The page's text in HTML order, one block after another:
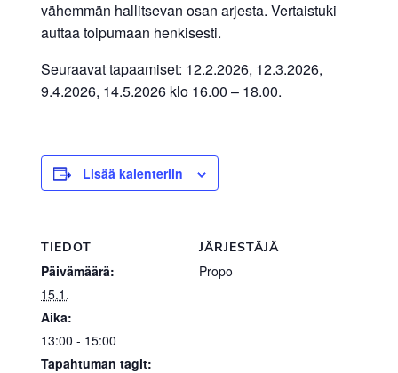
vähemmän hallitsevan osan arjesta. Vertaistuki
auttaa toipumaan henkisesti.
Seuraavat tapaamiset: 12.2.2026, 12.3.2026,
9.4.2026, 14.5.2026 klo 16.00 – 18.00.
Lisää kalenteriin
TIEDOT
Päivämäärä:
15.1.
Aika:
13:00 - 15:00
Tapahtuman tagit:
JÄRJESTÄJÄ
Propo